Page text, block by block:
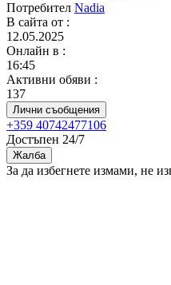
Потребител Nadia
В сайта от :
12.05.2025
Онлайн в :
16:45
Активни обяви :
137
Лични съобщения
+359 40742477106
Достъпен 24/7
Жалба
За да избегнете измами, не